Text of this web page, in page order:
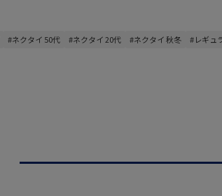
#ネクタイ 50代 #ネクタイ 20代 #ネクタイ 秋冬 #レギュ